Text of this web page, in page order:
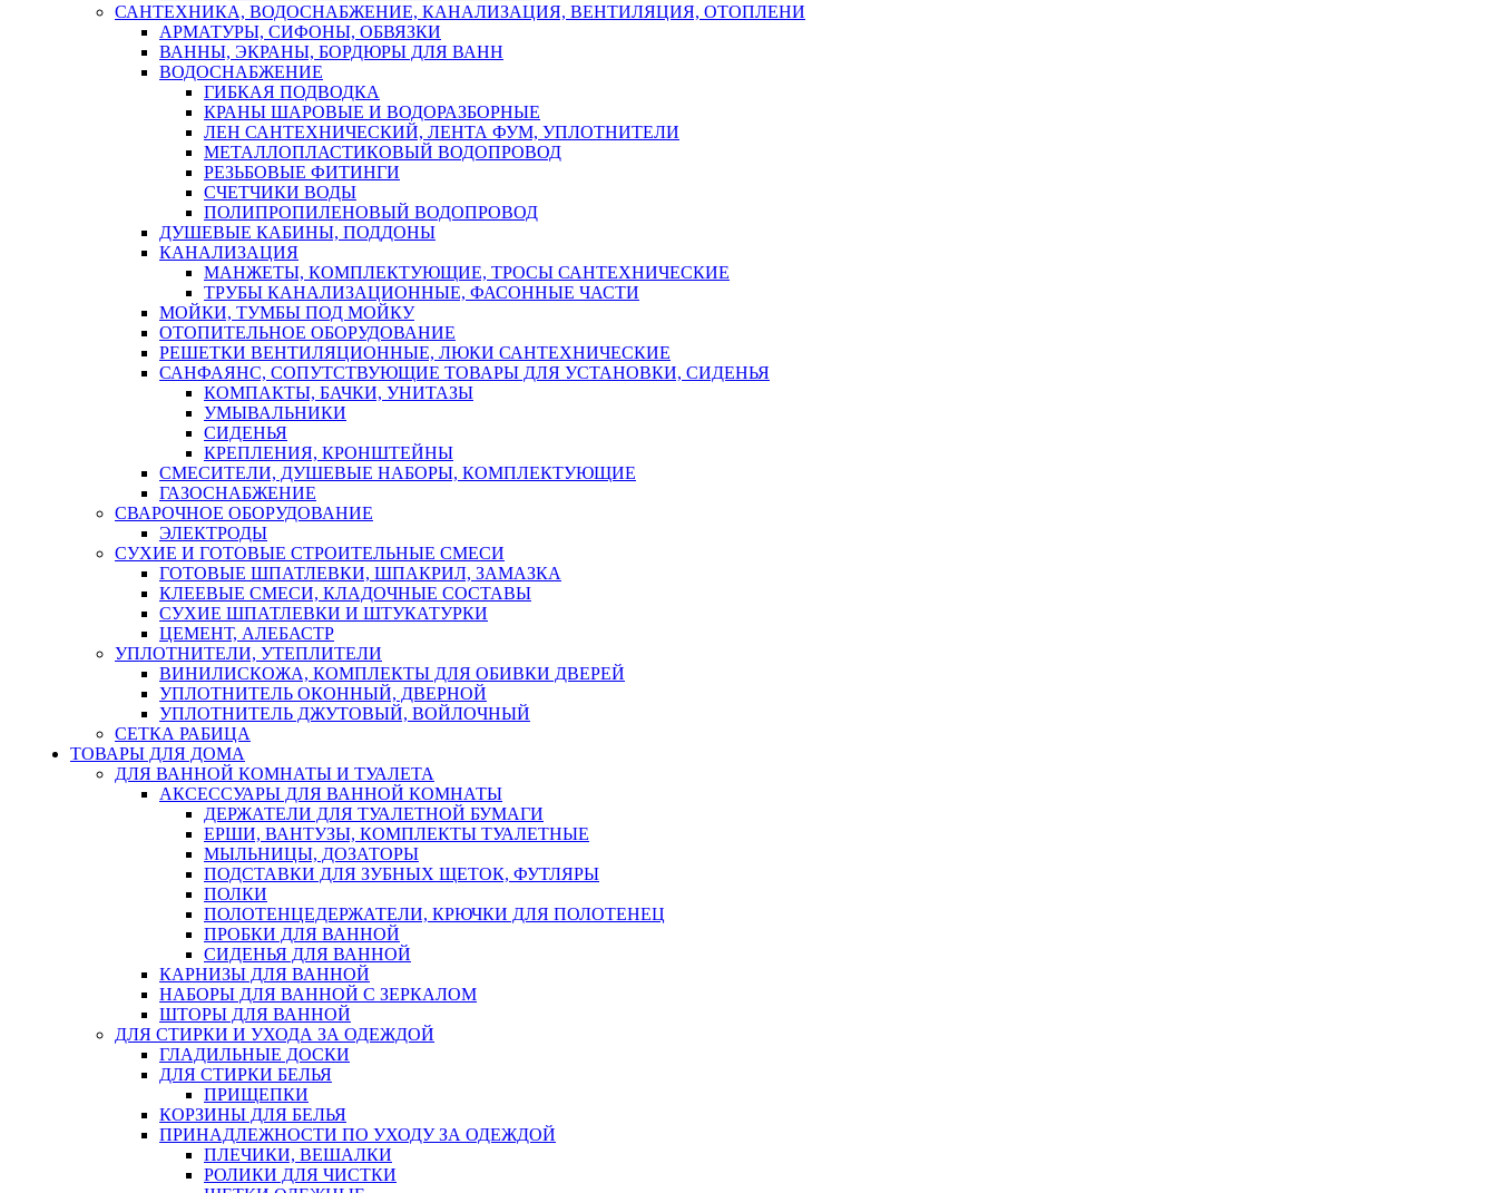
САНТЕХНИКА, ВОДОСНАБЖЕНИЕ, КАНАЛИЗАЦИЯ, ВЕНТИЛЯЦИЯ, ОТОПЛЕНИ
АРМАТУРЫ, СИФОНЫ, ОБВЯЗКИ
ВАННЫ, ЭКРАНЫ, БОРДЮРЫ ДЛЯ ВАНН
ВОДОСНАБЖЕНИЕ
ГИБКАЯ ПОДВОДКА
КРАНЫ ШАРОВЫЕ И ВОДОРАЗБОРНЫЕ
ЛЕН САНТЕХНИЧЕСКИЙ, ЛЕНТА ФУМ, УПЛОТНИТЕЛИ
МЕТАЛЛОПЛАСТИКОВЫЙ ВОДОПРОВОД
РЕЗЬБОВЫЕ ФИТИНГИ
СЧЕТЧИКИ ВОДЫ
ПОЛИПРОПИЛЕНОВЫЙ ВОДОПРОВОД
ДУШЕВЫЕ КАБИНЫ, ПОДДОНЫ
КАНАЛИЗАЦИЯ
МАНЖЕТЫ, КОМПЛЕКТУЮЩИЕ, ТРОСЫ САНТЕХНИЧЕСКИЕ
ТРУБЫ КАНАЛИЗАЦИОННЫЕ, ФАСОННЫЕ ЧАСТИ
МОЙКИ, ТУМБЫ ПОД МОЙКУ
ОТОПИТЕЛЬНОЕ ОБОРУДОВАНИЕ
РЕШЕТКИ ВЕНТИЛЯЦИОННЫЕ, ЛЮКИ САНТЕХНИЧЕСКИЕ
САНФАЯНС, СОПУТСТВУЮЩИЕ ТОВАРЫ ДЛЯ УСТАНОВКИ, СИДЕНЬЯ
КОМПАКТЫ, БАЧКИ, УНИТАЗЫ
УМЫВАЛЬНИКИ
СИДЕНЬЯ
КРЕПЛЕНИЯ, КРОНШТЕЙНЫ
СМЕСИТЕЛИ, ДУШЕВЫЕ НАБОРЫ, КОМПЛЕКТУЮЩИЕ
ГАЗОСНАБЖЕНИЕ
СВАРОЧНОЕ ОБОРУДОВАНИЕ
ЭЛЕКТРОДЫ
СУХИЕ И ГОТОВЫЕ СТРОИТЕЛЬНЫЕ СМЕСИ
ГОТОВЫЕ ШПАТЛЕВКИ, ШПАКРИЛ, ЗАМАЗКА
КЛЕЕВЫЕ СМЕСИ, КЛАДОЧНЫЕ СОСТАВЫ
СУХИЕ ШПАТЛЕВКИ И ШТУКАТУРКИ
ЦЕМЕНТ, АЛЕБАСТР
УПЛОТНИТЕЛИ, УТЕПЛИТЕЛИ
ВИНИЛИСКОЖА, КОМПЛЕКТЫ ДЛЯ ОБИВКИ ДВЕРЕЙ
УПЛОТНИТЕЛЬ ОКОННЫЙ, ДВЕРНОЙ
УПЛОТНИТЕЛЬ ДЖУТОВЫЙ, ВОЙЛОЧНЫЙ
СЕТКА РАБИЦА
ТОВАРЫ ДЛЯ ДОМА
ДЛЯ ВАННОЙ КОМНАТЫ И ТУАЛЕТА
АКСЕССУАРЫ ДЛЯ ВАННОЙ КОМНАТЫ
ДЕРЖАТЕЛИ ДЛЯ ТУАЛЕТНОЙ БУМАГИ
ЕРШИ, ВАНТУЗЫ, КОМПЛЕКТЫ ТУАЛЕТНЫЕ
МЫЛЬНИЦЫ, ДОЗАТОРЫ
ПОДСТАВКИ ДЛЯ ЗУБНЫХ ЩЕТОК, ФУТЛЯРЫ
ПОЛКИ
ПОЛОТЕНЦЕДЕРЖАТЕЛИ, КРЮЧКИ ДЛЯ ПОЛОТЕНЕЦ
ПРОБКИ ДЛЯ ВАННОЙ
СИДЕНЬЯ ДЛЯ ВАННОЙ
КАРНИЗЫ ДЛЯ ВАННОЙ
НАБОРЫ ДЛЯ ВАННОЙ С ЗЕРКАЛОМ
ШТОРЫ ДЛЯ ВАННОЙ
ДЛЯ СТИРКИ И УХОДА ЗА ОДЕЖДОЙ
ГЛАДИЛЬНЫЕ ДОСКИ
ДЛЯ СТИРКИ БЕЛЬЯ
ПРИЩЕПКИ
КОРЗИНЫ ДЛЯ БЕЛЬЯ
ПРИНАДЛЕЖНОСТИ ПО УХОДУ ЗА ОДЕЖДОЙ
ПЛЕЧИКИ, ВЕШАЛКИ
РОЛИКИ ДЛЯ ЧИСТКИ